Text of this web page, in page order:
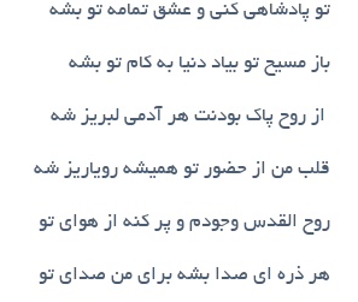
تو پادشاهی کنی و عشق تمامه تو بشه
باز مسیح تو بیاد دنیا به کام تو بشه
از روح پاک بودنت هر آدمی لبریز شه
قلب من از حضور تو همیشه رویاریز شه
روح القدس وجودم و پر کنه از هوای تو
هر ذره ای صدا بشه برای من صدای تو